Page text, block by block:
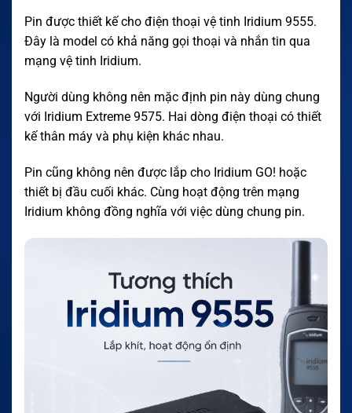
Pin được thiết kế cho điện thoại vệ tinh Iridium 9555.
Đây là model có khả năng gọi thoại và nhắn tin qua
mạng vệ tinh Iridium.
Người dùng không nên mặc định pin này dùng chung
với Iridium Extreme 9575. Hai dòng điện thoại có thiết
kế thân máy và phụ kiện khác nhau.
Pin cũng không nên được lắp cho Iridium GO! hoặc
thiết bị đầu cuối khác. Cùng hoạt động trên mạng
Iridium không đồng nghĩa với việc dùng chung pin.